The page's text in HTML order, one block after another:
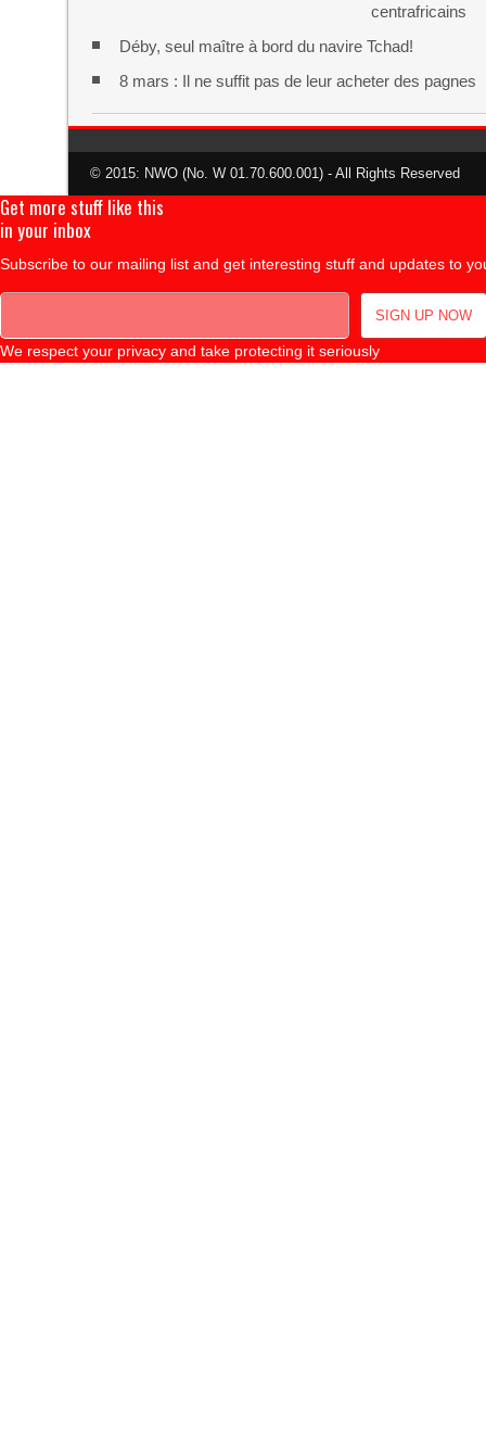
centrafricains
Déby, seul maître à bord du navire Tchad!
8 mars : Il ne suffit pas de leur acheter des pagnes
© 2015: NWO (No. W 01.70.600.001) - All Rights Reserved
Get more stuff like this
in your inbox
Subscribe to our mailing list and get interesting stuff and updates to
We respect your privacy and take protecting it seriously